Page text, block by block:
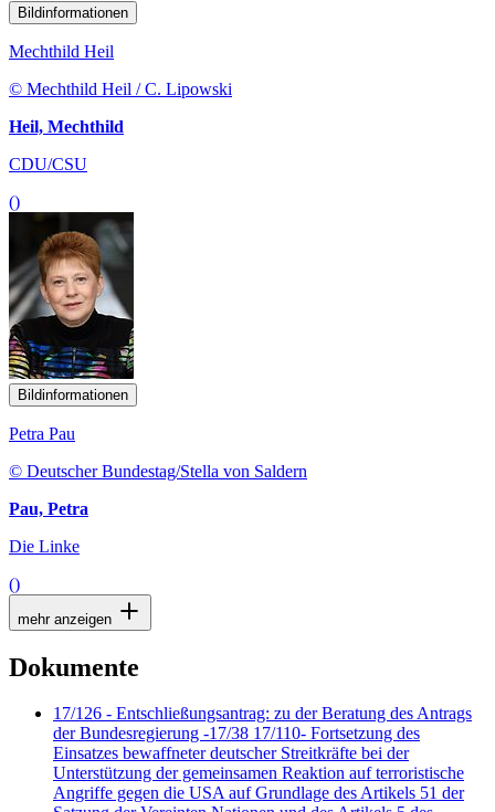
Bildinformationen
Mechthild Heil
© Mechthild Heil / C. Lipowski
Heil, Mechthild
CDU/CSU
()
Bildinformationen
Petra Pau
© Deutscher Bundestag/Stella von Saldern
Pau, Petra
Die Linke
()
mehr anzeigen
Dokumente
17/126 - Entschließungsantrag: zu der Beratung des Antrags
der Bundesregierung -17/38 17/110- Fortsetzung des
Einsatzes bewaffneter deutscher Streitkräfte bei der
Unterstützung der gemeinsamen Reaktion auf terroristische
Angriffe gegen die USA auf Grundlage des Artikels 51 der